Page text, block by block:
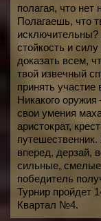
полагая, что нет
Полагаешь, что
стойкость и
доказать всем,
твой извечный
принять
Никакого оружия
свои умения
аристократ,
вперед, дерзай,
сильные,
победитель
Турнир пройдет
Квартал №4.